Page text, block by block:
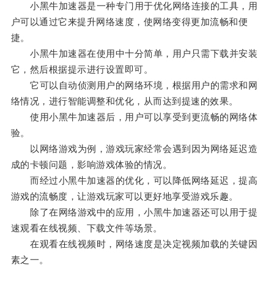
小黑牛加速器是一种专门用于优化网络连接的工具，用
户可以通过它来提升网络速度，使网络变得更加流畅和便
捷。
小黑牛加速器在使用中十分简单，用户只需下载并安装
它，然后根据提示进行设置即可。
它可以自动侦测用户的网络环境，根据用户的需求和网
络情况，进行智能调整和优化，从而达到提速的效果。
使用小黑牛加速器后，用户可以享受到更流畅的网络体
验。
以网络游戏为例，游戏玩家经常会遇到因为网络延迟造
成的卡顿问题，影响游戏体验的情况。
而经过小黑牛加速器的优化，可以降低网络延迟，提高
游戏的流畅度，让游戏玩家可以更好地享受游戏乐趣。
除了在网络游戏中的应用，小黑牛加速器还可以用于提
速观看在线视频、下载文件等场景。
在观看在线视频时，网络速度是决定视频加载的关键因
素之一。